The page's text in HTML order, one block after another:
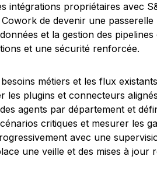
intégrations propriétaires avec
de devenir une
et la gestion des
et une sécurité renforcée.
métiers et les flux
les plugins et connecteurs
agents par département et
critiques et mesurer les
avec une
une veille et des mises à jour